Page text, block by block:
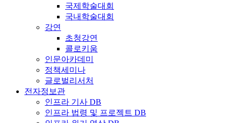
국제학술대회
국내학술대회
강연
초청강연
콜로키움
인문아카데미
정책세미나
글로벌리서처
전자정보관
인프라 기사 DB
인프라 법령 및 프로젝트 DB